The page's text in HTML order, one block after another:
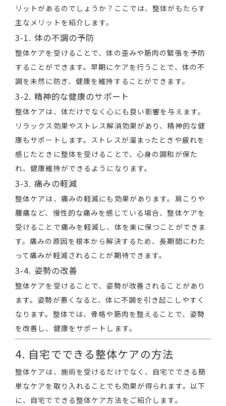
リットがあるのでしょうか？ここでは、整体がもたらす
主なメリットを紹介します。
3-1. 体の不調の予防
整体ケアを受けることで、体の歪みや筋肉の緊張を予防
することができます。早期にケアを行うことで、体の不
調を未然に防ぎ、健康を維持することができます。
3-2. 精神的な健康のサポート
整体ケアは、体だけでなく心にも良い影響を与えます。
リラックス効果やストレス解消効果があり、精神的な健
康もサポートします。ストレスが溜まったときや疲れを
感じたときに整体を受けることで、心身の調和が保た
れ、健康維持ができるようになります。
3-3. 痛みの軽減
整体ケアは、痛みの軽減にも効果があります。肩こりや
腰痛など、慢性的な痛みを感じている場合、整体ケアを
受けることで痛みを軽減し、体を楽に保つことができま
す。痛みの原因を根本から解決するため、長期間にわた
って痛みが軽減されることが期待できます。
3-4. 姿勢の改善
整体ケアを受けることで、姿勢が改善されることがあり
ます。姿勢が悪くなると、体に不調を引き起こしやすく
なります。整体では、骨格や筋肉を整えることで、姿勢
を改善し、健康をサポートします。
4. 自宅でできる整体ケアの方法
整体ケアは、施術を受けるだけでなく、自宅でできる簡
単なケアを取り入れることでも効果が得られます。以下
に、自宅でできる整体ケア方法をご紹介します。